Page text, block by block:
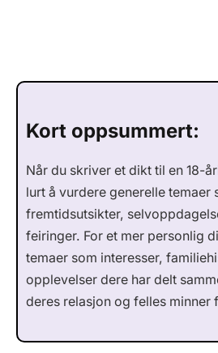
Kort oppsummert:
Når du skriver et dikt til en 18-
lurt å vurdere generelle temaer
fremtidsutsikter,
feiringer. For et mer personlig
temaer som interesser,
opplevelser dere har delt
deres relasjon og felles minner